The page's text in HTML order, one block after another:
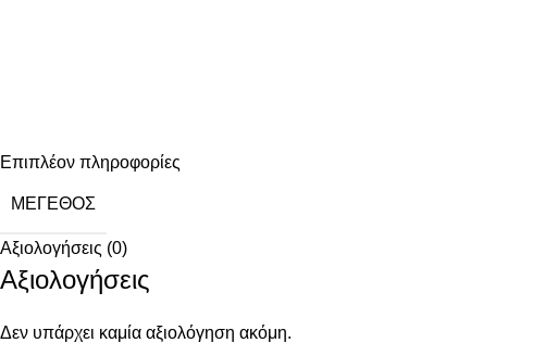
Επιπλέον πληροφορίες
ΜΈΓΕΘΟΣ
Αξιολογήσεις (0)
Αξιολογήσεις
Δεν υπάρχει καμία αξιολόγηση ακόμη.